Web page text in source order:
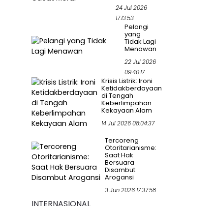
24 Jul 2026
17:13:53
Pelangi
yang
Tidak Lagi
Menawan
22 Jul 2026
09:40:17
Krisis Listrik: Ironi
Ketidakberdayaan
di Tengah
Keberlimpahan
Kekayaan Alam
14 Jul 2026 08:04:37
Tercoreng
Otoritarianisme:
Saat Hak
Bersuara
Disambut
Arogansi
3 Jun 2026 17:37:58